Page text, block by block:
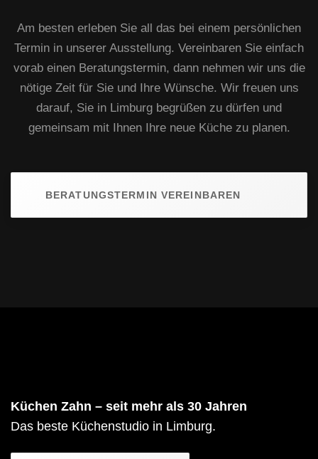
Am besten erleben Sie all das bei einem persönlichen
Termin in unserer Ausstellung. Vereinbaren Sie einfach
vorab einen Beratungstermin, dann nehmen wir uns die
nötige Zeit für Sie und Ihre Wünsche. Wir freuen uns
darauf, Sie in Limburg begrüßen zu dürfen und
gemeinsam mit Ihnen Ihre neue Küche zu planen.
BERATUNGSTERMIN VEREINBAREN
Küchen Zahn – seit mehr als 30 Jahren
Das beste Küchenstudio in Limburg.